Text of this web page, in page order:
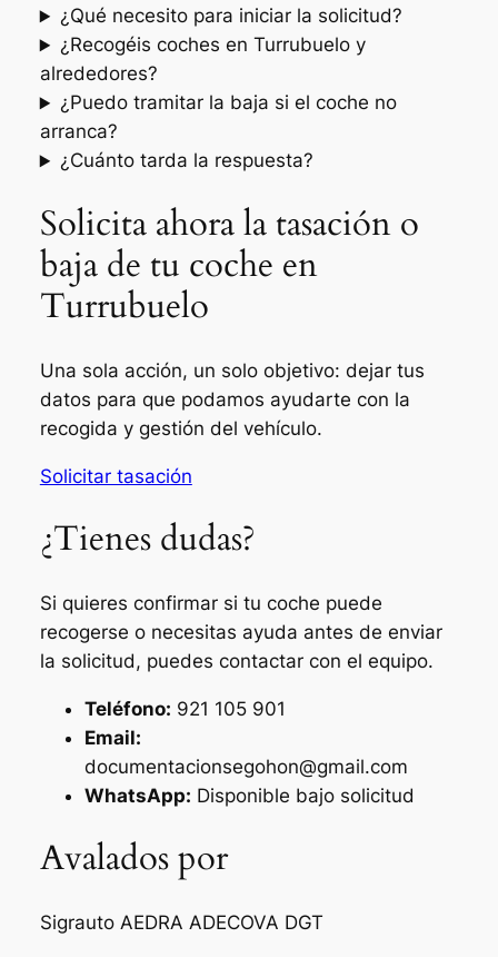
¿Qué necesito para iniciar la solicitud?
¿Recogéis coches en Turrubuelo y
alrededores?
¿Puedo tramitar la baja si el coche no
arranca?
¿Cuánto tarda la respuesta?
Solicita ahora la tasación o
baja de tu coche en
Turrubuelo
Una sola acción, un solo objetivo: dejar tus
datos para que podamos ayudarte con la
recogida y gestión del vehículo.
Solicitar tasación
¿Tienes dudas?
Si quieres confirmar si tu coche puede
recogerse o necesitas ayuda antes de enviar
la solicitud, puedes contactar con el equipo.
Teléfono: 921 105 901
Email:
documentacionsegohon@gmail.com
WhatsApp: Disponible bajo solicitud
Avalados por
Sigrauto AEDRA ADECOVA DGT